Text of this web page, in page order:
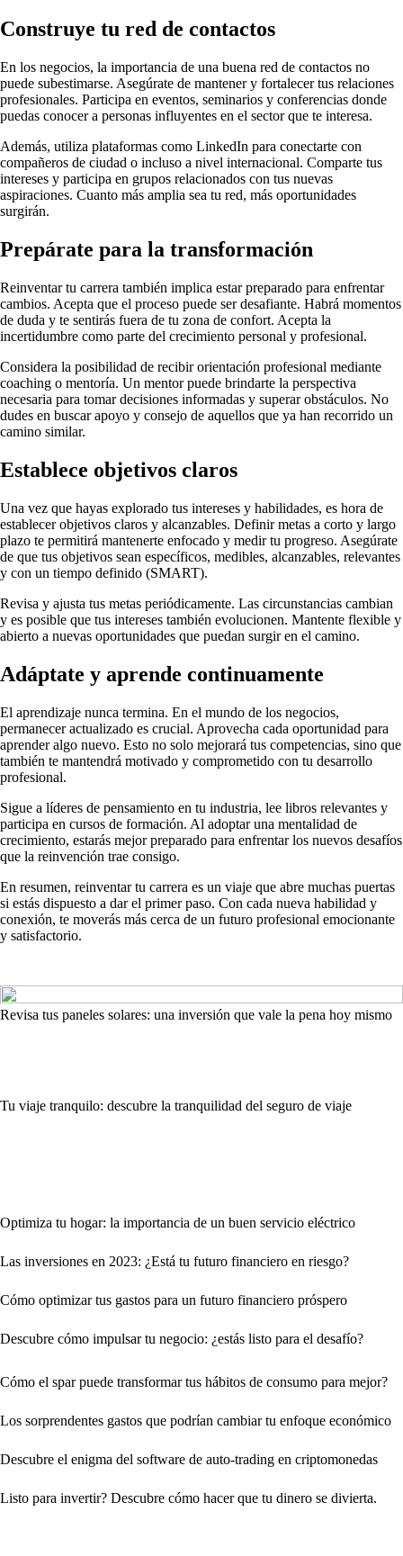
Construye tu red de contactos
En los negocios, la importancia de una buena red de contactos no
puede subestimarse. Asegúrate de mantener y fortalecer tus relaciones
profesionales. Participa en eventos, seminarios y conferencias donde
puedas conocer a personas influyentes en el sector que te interesa.
Además, utiliza plataformas como LinkedIn para conectarte con
compañeros de ciudad o incluso a nivel internacional. Comparte tus
intereses y participa en grupos relacionados con tus nuevas
aspiraciones. Cuanto más amplia sea tu red, más oportunidades
surgirán.
Prepárate para la transformación
Reinventar tu carrera también implica estar preparado para enfrentar
cambios. Acepta que el proceso puede ser desafiante. Habrá momentos
de duda y te sentirás fuera de tu zona de confort. Acepta la
incertidumbre como parte del crecimiento personal y profesional.
Considera la posibilidad de recibir orientación profesional mediante
coaching o mentoría. Un mentor puede brindarte la perspectiva
necesaria para tomar decisiones informadas y superar obstáculos. No
dudes en buscar apoyo y consejo de aquellos que ya han recorrido un
camino similar.
Establece objetivos claros
Una vez que hayas explorado tus intereses y habilidades, es hora de
establecer objetivos claros y alcanzables. Definir metas a corto y largo
plazo te permitirá mantenerte enfocado y medir tu progreso. Asegúrate
de que tus objetivos sean específicos, medibles, alcanzables, relevantes
y con un tiempo definido (SMART).
Revisa y ajusta tus metas periódicamente. Las circunstancias cambian
y es posible que tus intereses también evolucionen. Mantente flexible y
abierto a nuevas oportunidades que puedan surgir en el camino.
Adáptate y aprende continuamente
El aprendizaje nunca termina. En el mundo de los negocios,
permanecer actualizado es crucial. Aprovecha cada oportunidad para
aprender algo nuevo. Esto no solo mejorará tus competencias, sino que
también te mantendrá motivado y comprometido con tu desarrollo
profesional.
Sigue a líderes de pensamiento en tu industria, lee libros relevantes y
participa en cursos de formación. Al adoptar una mentalidad de
crecimiento, estarás mejor preparado para enfrentar los nuevos desafíos
que la reinvención trae consigo.
En resumen, reinventar tu carrera es un viaje que abre muchas puertas
si estás dispuesto a dar el primer paso. Con cada nueva habilidad y
conexión, te moverás más cerca de un futuro profesional emocionante
y satisfactorio.
Revisa tus paneles solares: una inversión que vale la pena hoy mismo
Tu viaje tranquilo: descubre la tranquilidad del seguro de viaje
Optimiza tu hogar: la importancia de un buen servicio eléctrico
Las inversiones en 2023: ¿Está tu futuro financiero en riesgo?
Cómo optimizar tus gastos para un futuro financiero próspero
Descubre cómo impulsar tu negocio: ¿estás listo para el desafío?
Cómo el spar puede transformar tus hábitos de consumo para mejor?
Los sorprendentes gastos que podrían cambiar tu enfoque económico
Descubre el enigma del software de auto-trading en criptomonedas
Listo para invertir? Descubre cómo hacer que tu dinero se divierta.